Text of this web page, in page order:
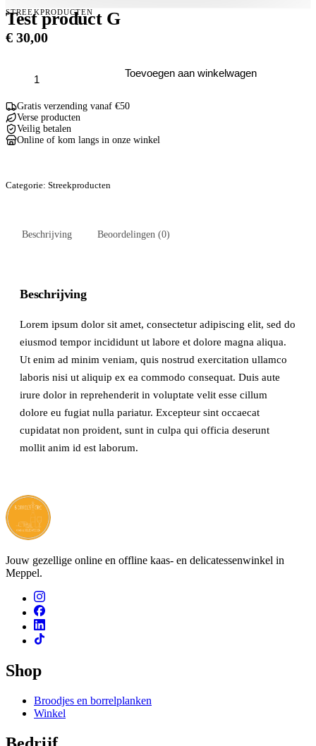
STREEKPRODUCTEN
Test product G
€ 30,00
product
aantal
Toevoegen aan winkelwagen
Gratis verzending vanaf €50
Verse producten
Veilig betalen
Online of kom langs in onze winkel
Categorie: Streekproducten
Beschrijving Beoordelingen (0)
Beschrijving
Lorem ipsum dolor sit amet, consectetur adipiscing elit, sed do
eiusmod tempor incididunt ut labore et dolore magna aliqua.
Ut enim ad minim veniam, quis nostrud exercitation ullamco
laboris nisi ut aliquip ex ea commodo consequat. Duis aute
irure dolor in reprehenderit in voluptate velit esse cillum
dolore eu fugiat nulla pariatur. Excepteur sint occaecat
cupidatat non proident, sunt in culpa qui officia deserunt
mollit anim id est laborum.
Jouw gezellige online en offline kaas- en delicatessenwinkel in
Meppel.
Shop
Broodjes en borrelplanken
Winkel